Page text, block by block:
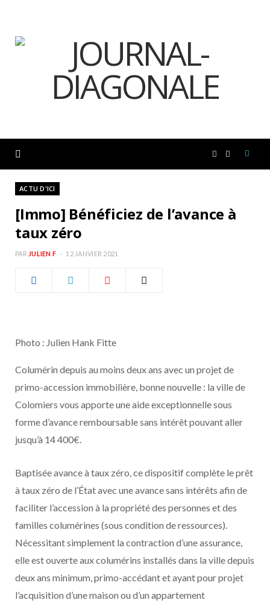
c
k
s
a
ACTU D'ICI
[Immo] Bénéficiez de l’avance à
taux zéro
PAR JULIEN F 12 JANVIER 2021
Photo : Julien Hank Fitte
Columérin depuis au moins deux ans avec un projet de
primo-accession immobilière, bonne nouvelle : la ville de
Colomiers vous apporte une aide exceptionnelle sous
forme d’avance remboursable sans intérêt pouvant aller
jusqu’à 14 400€.
Baptisée avance à taux zéro, ce dispositif complète le prêt
à taux zéro de l’État avec une avance sans intérêts afin de
faciliter l’accession à la propriété des personnes et des
familles columérines (sous condition de ressources).
Nécessitant simplement la contraction d’une assurance,
elle est ouverte aux columérins installés dans la ville depuis
deux ans minimum, primo-accédant et ayant pour projet
l’acquisition d’une maison ou d’un appartement